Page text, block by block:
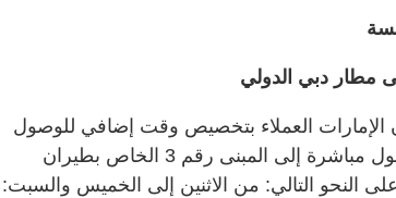
مطار دبي الدولي
الإمارات العملاء بتخصيص وقت إضافي للوصول
إلى المطار، واستخدام مترو دبي للوصول مباشرة إلى المبنى رقم 3 الخاص بطيران
النحو التالي: من الاثنين إلى الخميس والسبت: